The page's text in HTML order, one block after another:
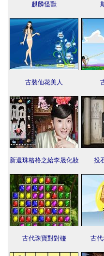
麒麟怪獸
古裝仙花美人
新還珠格格之給李晟化妝 投
古代珠寶對對碰 古